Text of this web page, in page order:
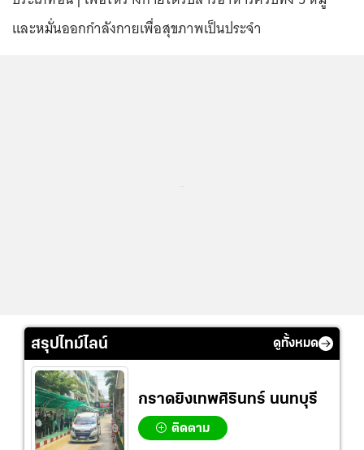
และหมั่นออกกำลังกายเพื่อสุขภาพเป็นประจำ
สรุปไทม์ไลน์ ดูทั้งหมด
กราดยิงเทพศิรินทร์ นนทบุรี
ติดตาม